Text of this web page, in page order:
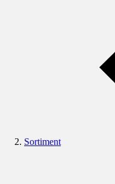
Sortiment